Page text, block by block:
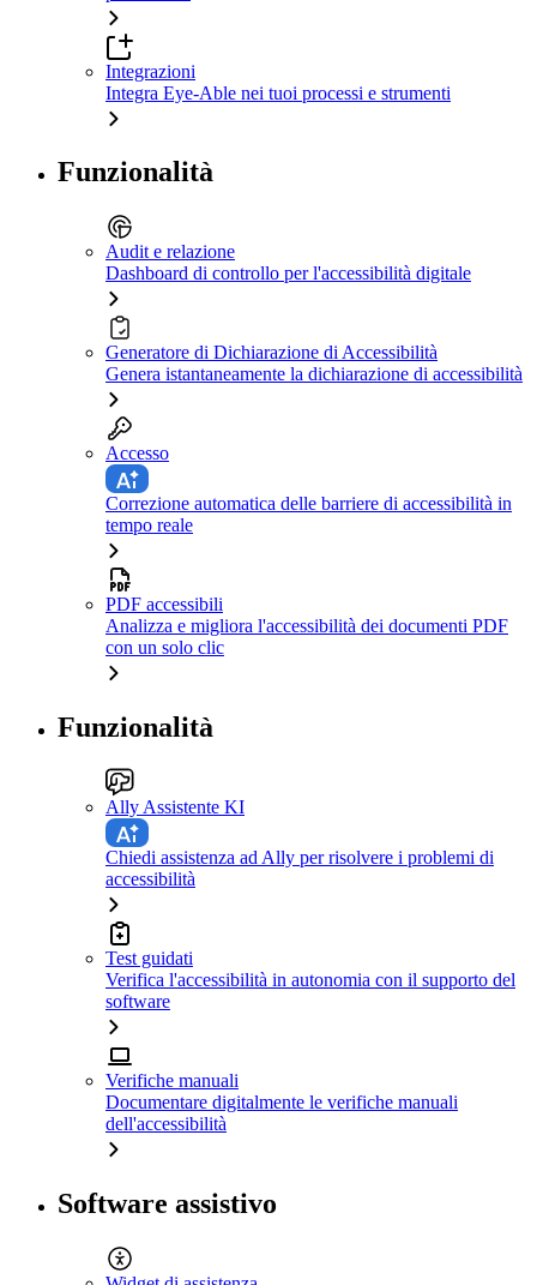
Integrazioni
Integra Eye-Able nei tuoi processi e strumenti
Funzionalità
Audit e relazione
Dashboard di controllo per l'accessibilità digitale
Generatore di Dichiarazione di Accessibilità
Genera istantaneamente la dichiarazione di accessibilità
Accesso
Correzione automatica delle barriere di accessibilità in
tempo reale
PDF accessibili
Analizza e migliora l'accessibilità dei documenti PDF
con un solo clic
Funzionalità
Ally Assistente KI
Chiedi assistenza ad Ally per risolvere i problemi di
accessibilità
Test guidati
Verifica l'accessibilità in autonomia con il supporto del
software
Verifiche manuali
Documentare digitalmente le verifiche manuali
dell'accessibilità
Software assistivo